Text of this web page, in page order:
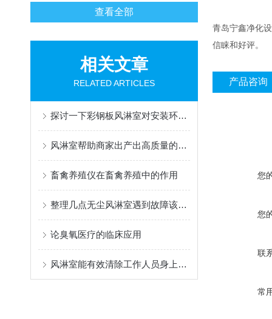
查看全部
相关文章
RELATED ARTICLES
探讨一下彩钢板风淋室对安装环境有哪些要求
风淋室帮助商家出产出高质量的商品
畜禽养殖仪在畜禽养殖中的作用
整理几点无尘风淋室遇到故障该如何处理
论臭氧医疗的临床应用
风淋室能有效清除工作人员身上所携带的尘埃粒子
青岛宁鑫净化
信睐和好评。
产品咨询
您
您
联
常